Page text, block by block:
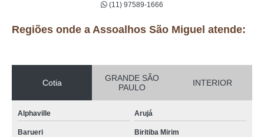
(11) 97589-1666
Regiões onde a Assoalhos São Miguel atende:
Cotia
GRANDE SÃO
PAULO
INTERIOR
Alphaville Arujá
Barueri Biritiba Mirim